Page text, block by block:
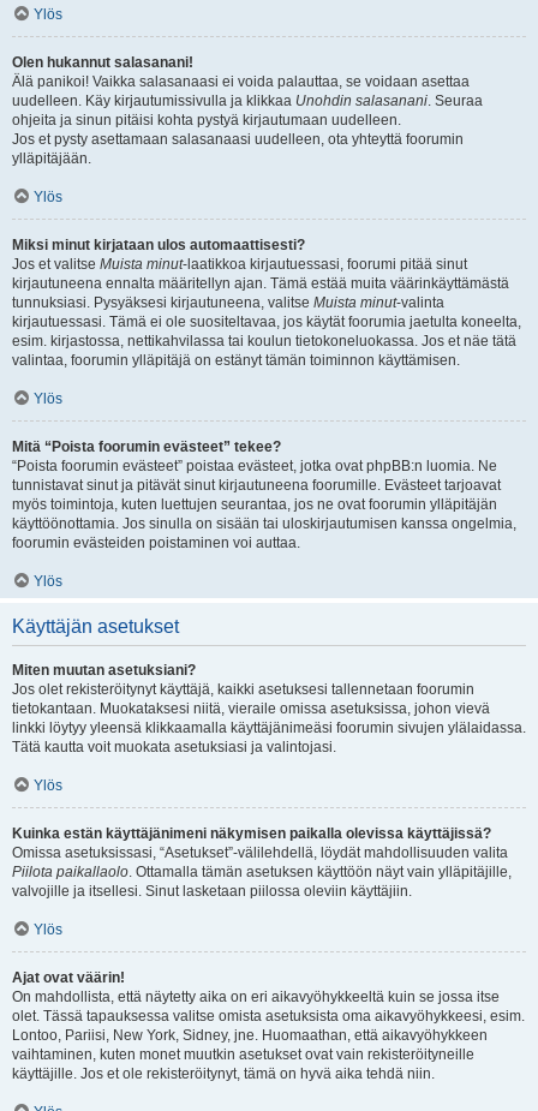
Ylös
Olen hukannut salasanani!
Älä panikoi! Vaikka salasanaasi ei voida palauttaa, se voidaan asettaa
uudelleen. Käy kirjautumissivulla ja klikkaa Unohdin salasanani. Seuraa
ohjeita ja sinun pitäisi kohta pystyä kirjautumaan uudelleen.
Jos et pysty asettamaan salasanaasi uudelleen, ota yhteyttä foorumin
ylläpitäjään.
Ylös
Miksi minut kirjataan ulos automaattisesti?
Jos et valitse Muista minut-laatikkoa kirjautuessasi, foorumi pitää sinut
kirjautuneena ennalta määritellyn ajan. Tämä estää muita väärinkäyttämästä
tunnuksiasi. Pysyäksesi kirjautuneena, valitse Muista minut-valinta
kirjautuessasi. Tämä ei ole suositeltavaa, jos käytät foorumia jaetulta koneelta,
esim. kirjastossa, nettikahvilassa tai koulun tietokoneluokassa. Jos et näe tätä
valintaa, foorumin ylläpitäjä on estänyt tämän toiminnon käyttämisen.
Ylös
Mitä “Poista foorumin evästeet” tekee?
“Poista foorumin evästeet” poistaa evästeet, jotka ovat phpBB:n luomia. Ne
tunnistavat sinut ja pitävät sinut kirjautuneena foorumille. Evästeet tarjoavat
myös toimintoja, kuten luettujen seurantaa, jos ne ovat foorumin ylläpitäjän
käyttöönottamia. Jos sinulla on sisään tai uloskirjautumisen kanssa ongelmia,
foorumin evästeiden poistaminen voi auttaa.
Ylös
Käyttäjän asetukset
Miten muutan asetuksiani?
Jos olet rekisteröitynyt käyttäjä, kaikki asetuksesi tallennetaan foorumin
tietokantaan. Muokataksesi niitä, vieraile omissa asetuksissa, johon vievä
linkki löytyy yleensä klikkaamalla käyttäjänimeäsi foorumin sivujen ylälaidassa.
Tätä kautta voit muokata asetuksiasi ja valintojasi.
Ylös
Kuinka estän käyttäjänimeni näkymisen paikalla olevissa käyttäjissä?
Omissa asetuksissasi, “Asetukset”-välilehdellä, löydät mahdollisuuden valita
Piilota paikallaolo. Ottamalla tämän asetuksen käyttöön näyt vain ylläpitäjille,
valvojille ja itsellesi. Sinut lasketaan piilossa oleviin käyttäjiin.
Ylös
Ajat ovat väärin!
On mahdollista, että näytetty aika on eri aikavyöhykkeeltä kuin se jossa itse
olet. Tässä tapauksessa valitse omista asetuksista oma aikavyöhykkeesi, esim.
Lontoo, Pariisi, New York, Sidney, jne. Huomaathan, että aikavyöhykkeen
vaihtaminen, kuten monet muutkin asetukset ovat vain rekisteröityneille
käyttäjille. Jos et ole rekisteröitynyt, tämä on hyvä aika tehdä niin.